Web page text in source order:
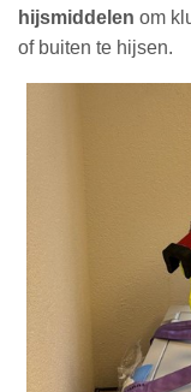
hijsmiddelen om
of buiten te hijsen.